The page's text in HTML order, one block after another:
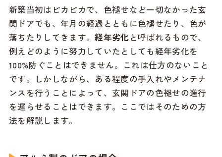
新築当初はピカピカで、色褪せなど一切なかった玄
関ドアでも、年月の経過とともに色褪せたり、色が
落ちたりしてきます。経年劣化と呼ばれるもので、
例えどのように努力していたとしても経年劣化を
100%防ぐことはできません。これは仕方のないこと
です。しかしながら、ある程度の手入れやメンテナ
ンスを行うことによって、玄関ドアの色褪せの進行
を遅らせることはできます。ここではそのための方
法を解説します。